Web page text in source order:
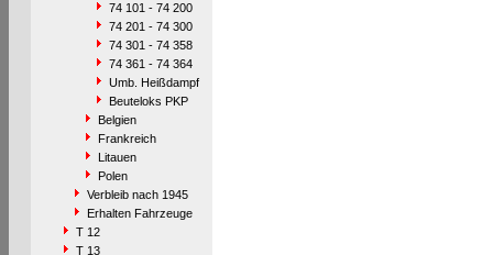
74 101 - 74 200
74 201 - 74 300
74 301 - 74 358
74 361 - 74 364
Umb. Heißdampf
Beuteloks PKP
Belgien
Frankreich
Litauen
Polen
Verbleib nach 1945
Erhalten Fahrzeuge
T 12
T 13